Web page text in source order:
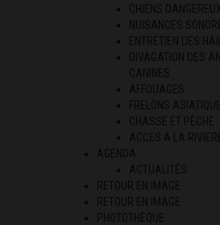
CHIENS DANGEREUX
NUISANCES
ENTRETIEN DES
DIVAGATION DES
CANINES
AFFOUAGES
FRELONS
CHASSE ET PÊCHE
ACCES A LA
AGENDA
ACTUALITÉS
RETOUR EN IMAGE
RETOUR EN IMAGE
PHOTOTHÈQUE